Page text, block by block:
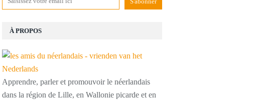
À PROPOS
Apprendre, parler et promouvoir le néerlandais
dans la région de Lille, en Wallonie picarde et en